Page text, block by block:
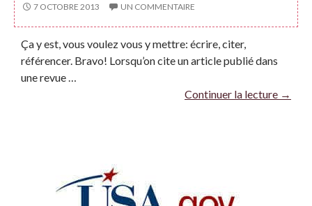
7 OCTOBRE 2013 UN COMMENTAIRE
Ça y est, vous voulez vous y mettre: écrire, citer,
référencer. Bravo! Lorsqu’on cite un article publié dans
une revue …
Continuer la lecture →